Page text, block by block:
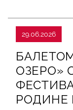
29.06.2026
ОЗЕРО»
РОДИНЕ